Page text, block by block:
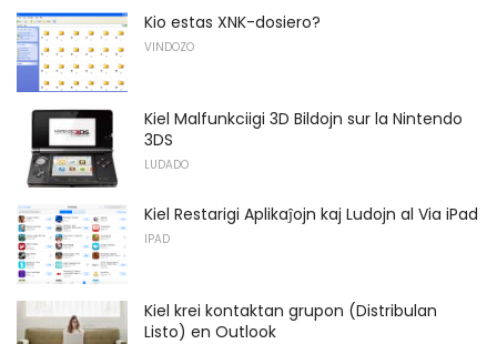
Kio estas XNK-dosiero?
VINDOZO
Kiel Malfunkciigi 3D Bildojn sur la Nintendo
3DS
LUDADO
Kiel Restarigi Aplikaĵojn kaj Ludojn al Via iPad
IPAD
Kiel krei kontaktan grupon (Distribulan
Listo) en Outlook